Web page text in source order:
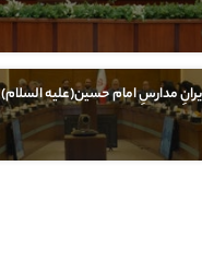
مدارسِ امام حسین(علیه السلام)